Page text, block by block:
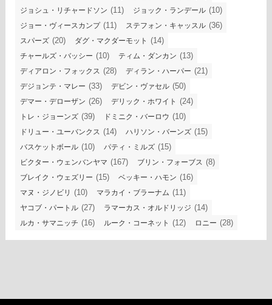
ジョシュ・リチャードソン (11) ジョック・ランデール (10)
ジョー・ヴィースカンプ(11) ステフォン・キャッスル (36)
スパーズ (20) ダグ・マクダーモット (14)
チャールズ・バッシー (10) ティム・ダンカン (13)
ディアロン・フォックス (28) ディラン・ハーパー (21)
デジョンテ・マレー (33) デビン・ヴァセル (50)
デマー・デローザン (26) デリック・ホワイト (24)
トレ・ジョーンズ (39) ドミニク・バーロウ (10)
ドリュー・ユーバンクス (14) ハリソン・バーンズ (15)
バスケットボール (10) パティ・ミルズ (15)
ビクター・ウェンバンヤマ (167) ブリン・フォーブス (8)
ブレイク・ウェズリー (15) ベッキー・ハモン (16)
マヌ・ジノビリ (10) マラカイ・ブラーナム (11)
ヤコブ・パートル (27) ラマーカス・オルドリッジ (14)
ルカ・サマニッチ (16) ルーク・コーネット (12) ロニー (28)